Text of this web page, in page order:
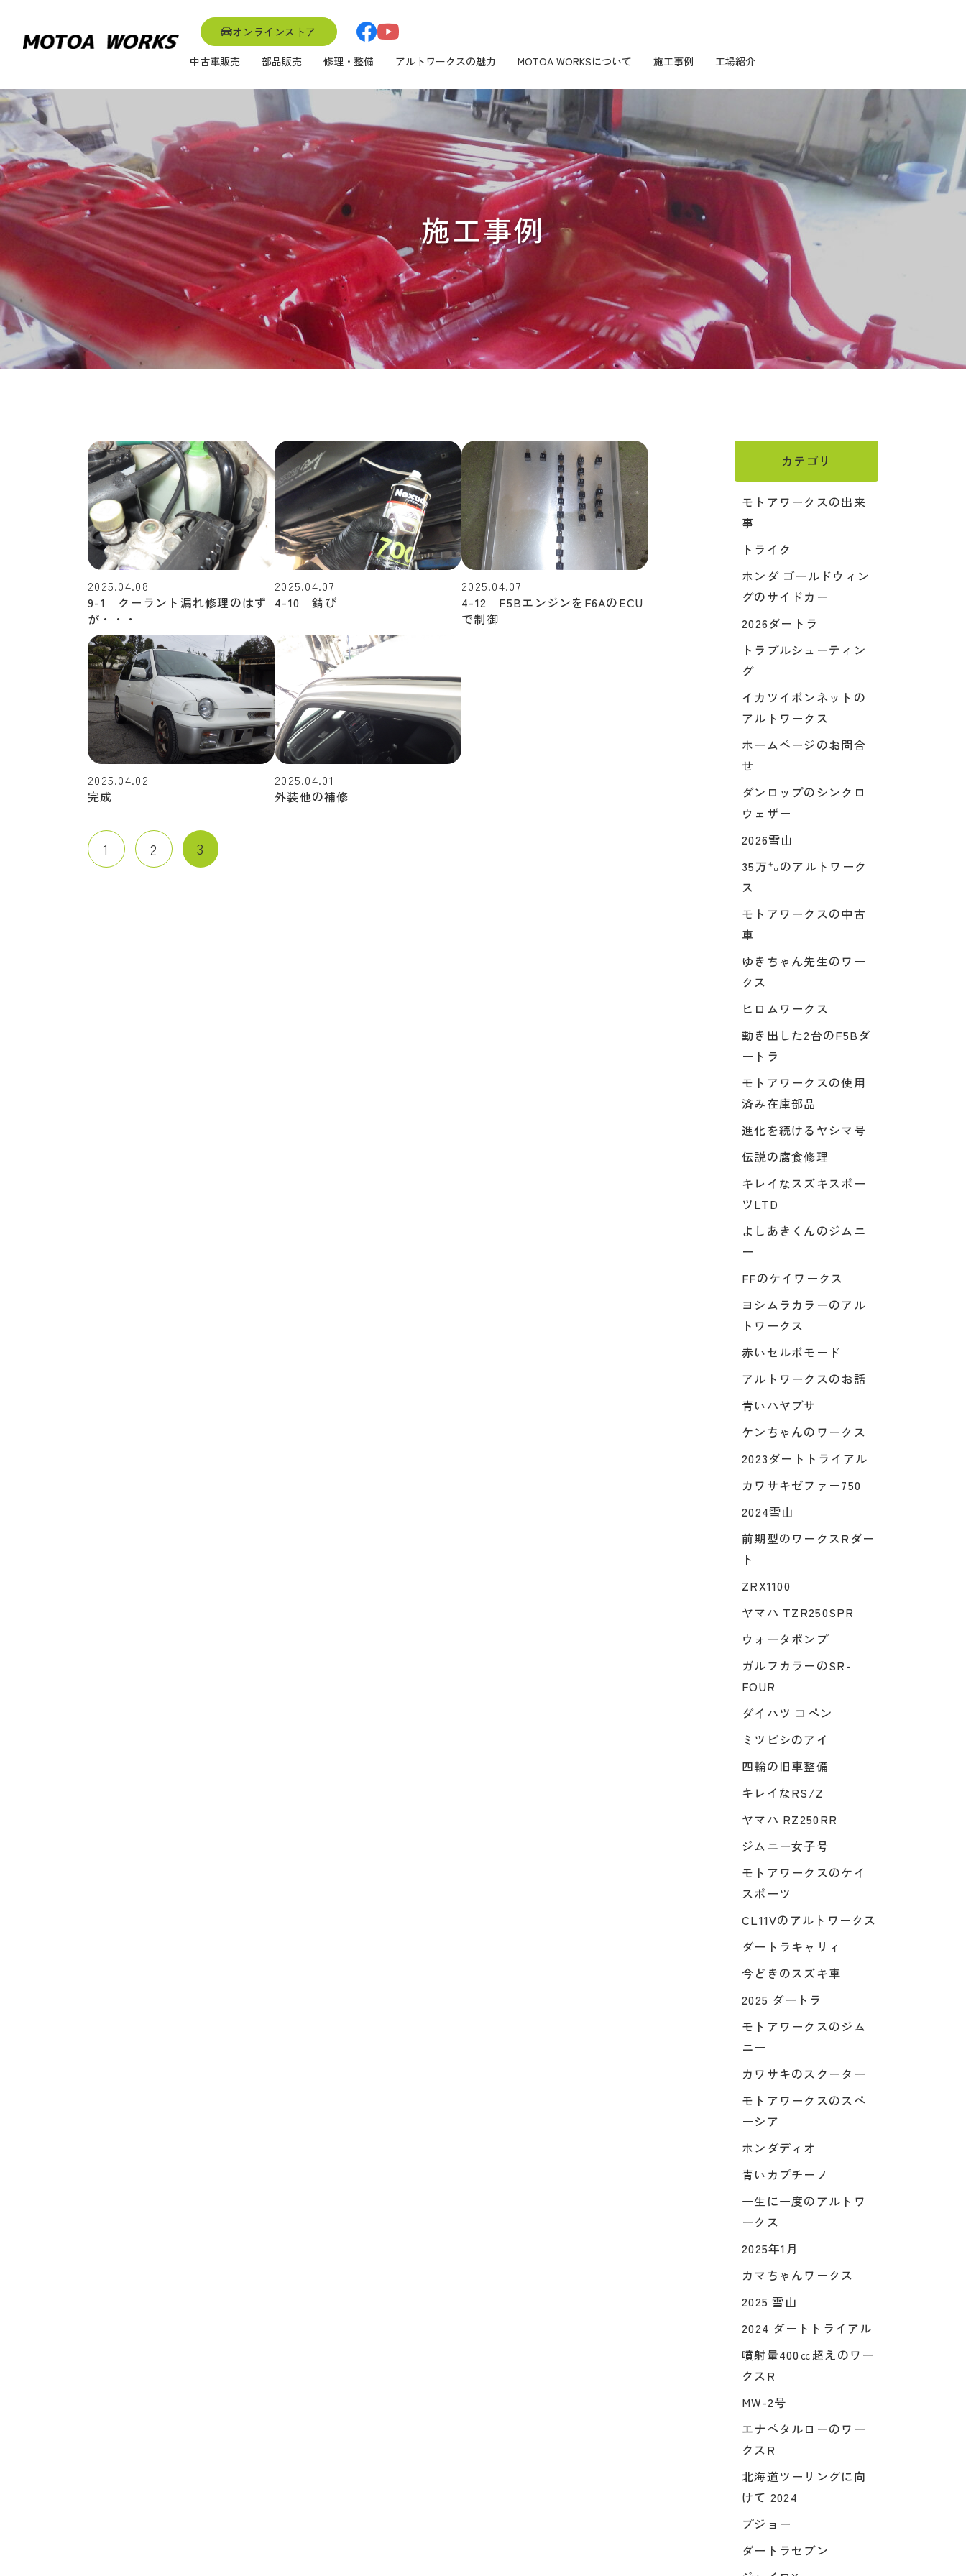
オンラインストア
中古車販売 部品販売 修理・整備 アルトワークスの魅力 MOTOA WORKSについて 施工事例 工場紹介
施工事例
2025.04.08
9-1 クーラント漏れ修理のはず
が・・・
2025.04.07
4-10 錆び
2025.04.07
4-12 F5BエンジンをF6AのECU
で制御
2025.04.02
完成
2025.04.01
外装他の補修
1 2 3
カテゴリ
モトアワークスの出来
事
トライク
ホンダ ゴールドウィン
グのサイドカー
2026ダートラ
トラブルシューティン
グ
イカツイボンネットの
アルトワークス
ホームページのお問合
せ
ダンロップのシンクロ
ウェザー
2026雪山
35万㌔のアルトワーク
ス
モトアワークスの中古
車
ゆきちゃん先生のワー
クス
ヒロムワークス
動き出した2台のF5Bダ
ートラ
モトアワークスの使用
済み在庫部品
進化を続けるヤシマ号
伝説の腐食修理
キレイなスズキスポー
ツLTD
よしあきくんのジムニ
ー
FFのケイワークス
ヨシムラカラーのアル
トワークス
赤いセルボモード
アルトワークスのお話
青いハヤブサ
ケンちゃんのワークス
2023ダートトライアル
カワサキゼファー750
2024雪山
前期型のワークスRダー
ト
ZRX1100
ヤマハ TZR250SPR
ウォータポンプ
ガルフカラーのSR-
FOUR
ダイハツ コペン
ミツビシのアイ
四輪の旧車整備
キレイなRS/Z
ヤマハ RZ250RR
ジムニー女子号
モトアワークスのケイ
スポーツ
CL11Vのアルトワークス
ダートラキャリィ
今どきのスズキ車
2025 ダートラ
モトアワークスのジム
ニー
カワサキのスクーター
モトアワークスのスペ
ーシア
ホンダディオ
青いカプチーノ
一生に一度のアルトワ
ークス
2025年1月
カマちゃんワークス
2025 雪山
2024 ダートトライアル
噴射量400㏄超えのワー
クスR
MW-2号
エナペタルローのワー
クスR
北海道ツーリングに向
けて 2024
プジョー
ダートラセブン